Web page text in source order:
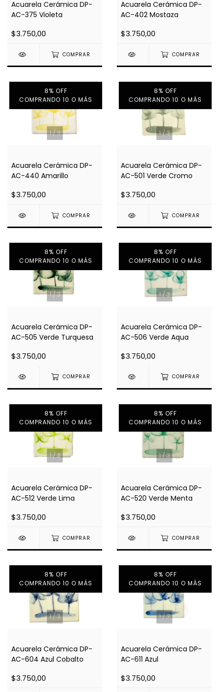
Acuarela Cerámica DP-
AC-375 Violeta
$3.750,00
COMPRAR
Acuarela Cerámica DP-
AC-402 Mostaza
$3.750,00
COMPRAR
1/3
8% OFF
COMPRANDO 10 O MÁS
Acuarela Cerámica DP-
AC-440 Amarillo
$3.750,00
COMPRAR
1/3
8% OFF
COMPRANDO 10 O MÁS
Acuarela Cerámica DP-
AC-501 Verde Cromo
$3.750,00
COMPRAR
1/3
8% OFF
COMPRANDO 10 O MÁS
Acuarela Cerámica DP-
AC-505 Verde Turquesa
$3.750,00
COMPRAR
1/3
8% OFF
COMPRANDO 10 O MÁS
Acuarela Cerámica DP-
AC-506 Verde Aqua
$3.750,00
COMPRAR
1/3
8% OFF
COMPRANDO 10 O MÁS
Acuarela Cerámica DP-
AC-512 Verde Lima
$3.750,00
COMPRAR
1/3
8% OFF
COMPRANDO 10 O MÁS
Acuarela Cerámica DP-
AC-520 Verde Menta
$3.750,00
COMPRAR
1/3
8% OFF
COMPRANDO 10 O MÁS
Acuarela Cerámica DP-
AC-604 Azul Cobalto
$3.750,00
1/3
8% OFF
COMPRANDO 10 O MÁS
Acuarela Cerámica DP-
AC-611 Azul
$3.750,00